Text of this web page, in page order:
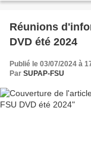
Réunions
DVD été 2024
Publié le 03/07/2024 à
Par SUPAP-FSU